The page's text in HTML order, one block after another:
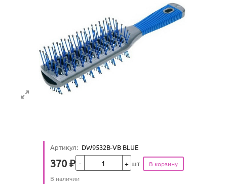
Артикул: DW9532B-VB BLUE
Цена
370 ₽Кол-во шт
Количество
В наличии